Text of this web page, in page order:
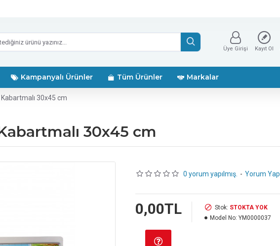
Üye Girişi Kayıt Ol
Kampanyalı Ürünler Tüm Ürünler Markalar
30x45 cm
30x45 cm
0 yorum yapılmış. - Yorum Yap
0,00TL Stok: STOKTA YOK
Model No: YM0000037